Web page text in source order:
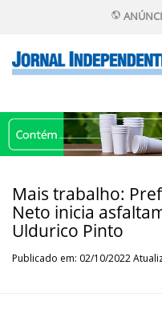
Mais trabalho:
Neto inicia
Uldurico Pinto
Publicado em: 02/10/2022